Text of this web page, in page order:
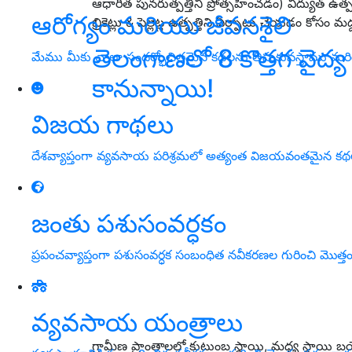
ఆరోగ్యం మరియు జీవనశైలి
మేము మీకు చాలా సందర్భోచితమైన కథలను తీసుకువస్తాము
విజయ గాథలు
దేశవ్యాప్తంగా వ్యవసాయ పరిశ్రమలో అత్యంత విజయవంతమైన
జంతు పశుసంవర్ధకం
ప్రపంచవ్యాప్తంగా పశుసంవర్ధక సంబంధిత నవీకరణల గురించి
వ్యవసాయ యంత్రాలు
బ్రికెట్లు & పెల్లెట్ల ఉత్ప‌త్తిని ఏర్పాటు చేయ‌డం కోసం
తెలంగాణలో 8 కొత్తగ వైద్య
కానున్నాయి!
గ్రామీణ ప్రాంతాల‌లో కుటుంబ స్థాయి, మ‌ధ్య స్థాయి